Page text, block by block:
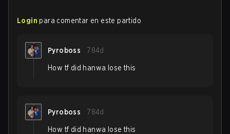
Login para comentar en este partido
Pyroboss 784d
How tf did hanwa lose this
Pyroboss 784d
How tf did hanwa lose this